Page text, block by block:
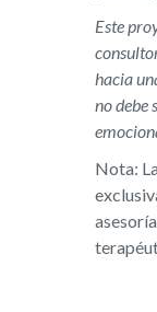
Este
hacia
no debe
Nota: